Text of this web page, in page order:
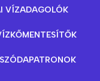
VÍZADAGOLÓK